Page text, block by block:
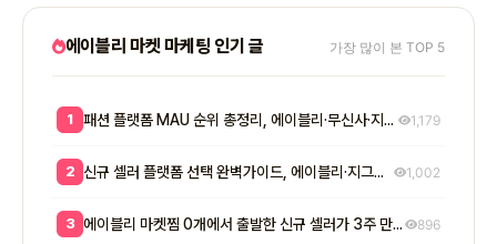
에이블리 마켓 마케팅 인기 글 가장 많이 본 TOP 5
1 패션 플랫폼 MAU 순위 총정리, 에이블리·무신사·지그재그 셀러 입점 전략 8단계 1,179
2 신규 셀러 플랫폼 선택 완벽가이드, 에이블리·지그재그·무신사 매출 비교와 7단계 공식 1,002
3 에이블리 마켓찜 0개에서 출발한 신규 셀러가 3주 만에 200개 넘긴 방법 - 초기 마켓찜이 매출에 실제로 미치는 영향 896